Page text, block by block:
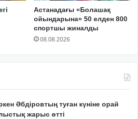
Астанадағы «Болашақ
ойындарына» 50 елден 800
спортшы жиналды
08.08.2026
Әбдіровтың туған күніне орай
жарыс өтті